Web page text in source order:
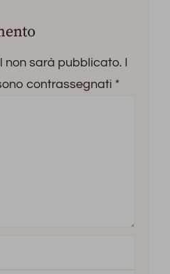
non sarà pubblicato.
contrassegnati *